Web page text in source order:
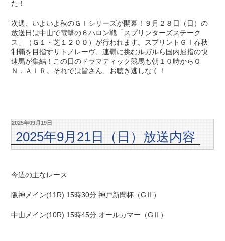
た！
次週、いよいよ秋のＧⅠシリーズが開幕！９月２８日（日）の
放送日は中山で電撃の６ハロン戦「スプリンターズステーク
ス」（Ｇ１・芝１２００）が行われます。スプリントＧⅠ春秋
制覇を目指すサトノレーヴ、連覇に挑むルガルら国内屈指の快
速馬が集結！この日のドラマティック競馬も朝１０時からＯ
Ｎ．ＡＩＲ。それでは皆さん、お聴き逃しなく！
2025年09月19日
2025年9月21日（日）放送内容
今週の主なレース
阪神メイン(11R) 15時30分 神戸新聞杯（GⅡ）
中山メイン(10R) 15時45分 オールカマー（GⅡ）